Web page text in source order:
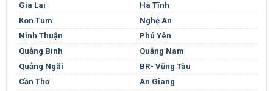
Gia Lai
Hà Tĩnh
Kon Tum
Nghệ An
Ninh Thuận
Phú Yên
Quảng Bình
Quảng Nam
Quảng Ngãi
BR- Vũng Tàu
Cần Thơ
An Giang